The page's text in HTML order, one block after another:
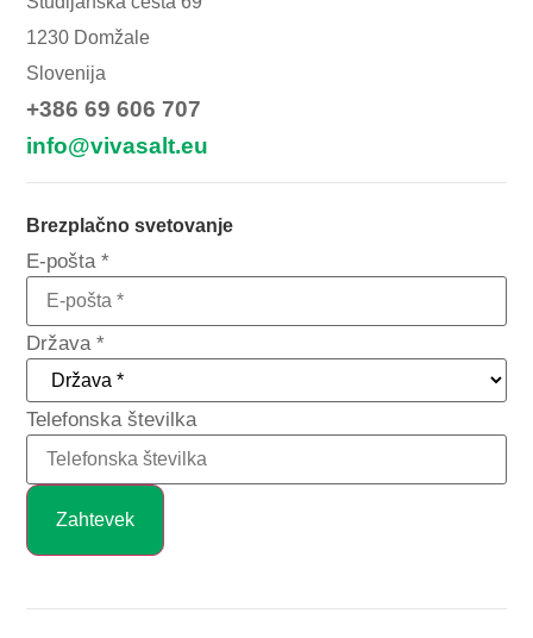
1230 Domžale
Slovenija
+386 69 606 707
info@vivasalt.eu
Brezplačno svetovanje
Telefonska
številka
Država
E-pošta*
Država*
Telefonska številka
Zahtevek